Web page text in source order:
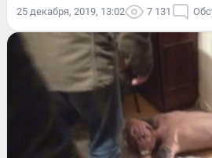
25 декабря, 2019, 13:02 7 131